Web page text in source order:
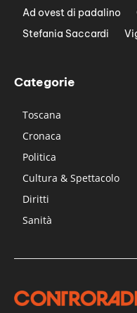
Ad ovest di padalino
Stefania Saccardi
Categorie
Toscana
Cronaca
Politica
Cultura & Spettacolo
Diritti
Sanità